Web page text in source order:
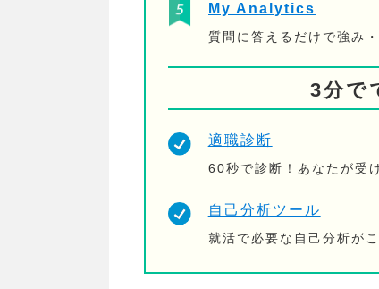
My Analytics
質問に答えるだけで強み
3分で
適職診断
60秒で診断！あなたが受
自己分析ツール
就活で必要な自己分析が